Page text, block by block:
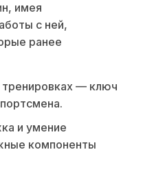
имея
с ней,
ранее
— ключ
и умение
компоненты